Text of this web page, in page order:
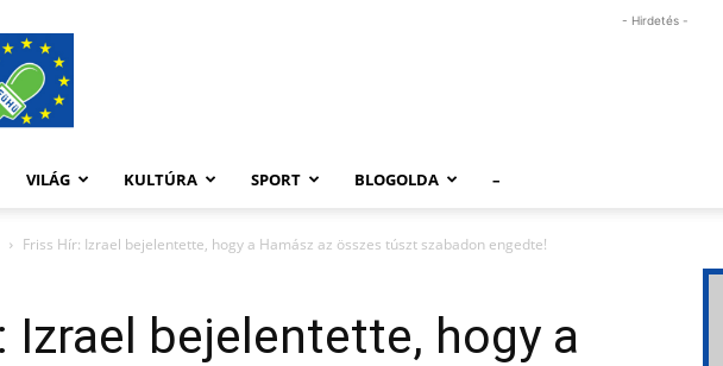
FüHü
- Hirdetés -
VILÁG KULTÚRA SPORT BLOGOLDA –
Friss Hír: Izrael bejelentette, hogy a Hamász az összes túszt szabadon engedte!
Izrael bejelentette, hogy a